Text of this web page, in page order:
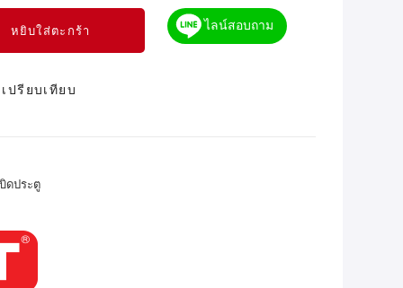
หยิบใส่ตะกร้า ไลน์สอบถาม
เปรียบเทียบ
ดประตู